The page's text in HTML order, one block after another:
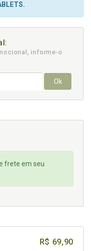
informe-o
Ok
frete em seu
R$ 69,90